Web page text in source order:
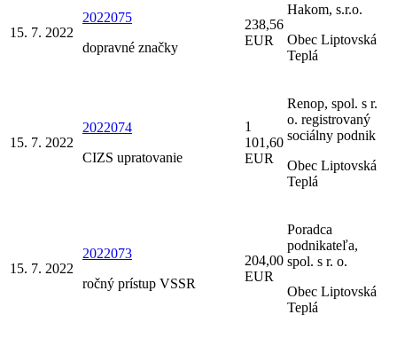
15. 7. 2022
2022075
dopravné značky
238,56
EUR
Hakom, s.r.o.
Obec Liptovská
Teplá
15. 7. 2022
2022074
CIZS upratovanie
1
101,60
EUR
Renop, spol. s r.
o. registrovaný
sociálny podnik
Obec Liptovská
Teplá
15. 7. 2022
2022073
ročný prístup VSSR
204,00
EUR
Poradca
podnikateľa,
spol. s r. o.
Obec Liptovská
Teplá